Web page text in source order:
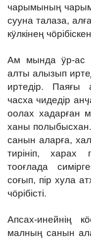
чарымының
сууна талаза,
кӱлкінең
Ам мында ӱр-ас
алты алызып
иртедір. Паяғы
часха чидедір
оолах хадарған
ханы
санын аларға,
тирініп, харах
тооғлада
соғып, пір хула
чӧрібісті.
Апсах-инейнің
малның санын